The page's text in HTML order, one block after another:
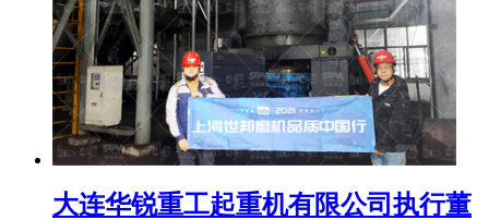
大连华锐重工起重机有限公司执行董